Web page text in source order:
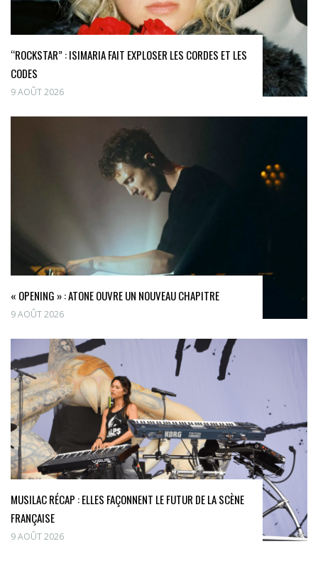
“ROCKSTAR” : ISIMARIA FAIT EXPLOSER LES CORDES ET LES
CODES
9 AOÛT 2026
« OPENING » : ATONE OUVRE UN NOUVEAU CHAPITRE
9 AOÛT 2026
MUSILAC RÉCAP : ELLES FAÇONNENT LE FUTUR DE LA SCÈNE
FRANÇAISE
9 AOÛT 2026